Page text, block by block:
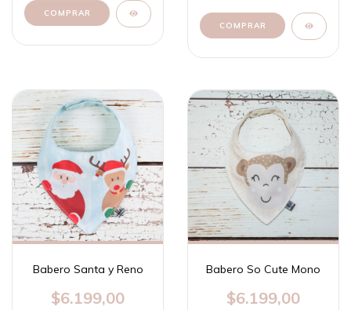
Babero Santa y Reno
$6.199,00
Babero So Cute Mono
$6.199,00